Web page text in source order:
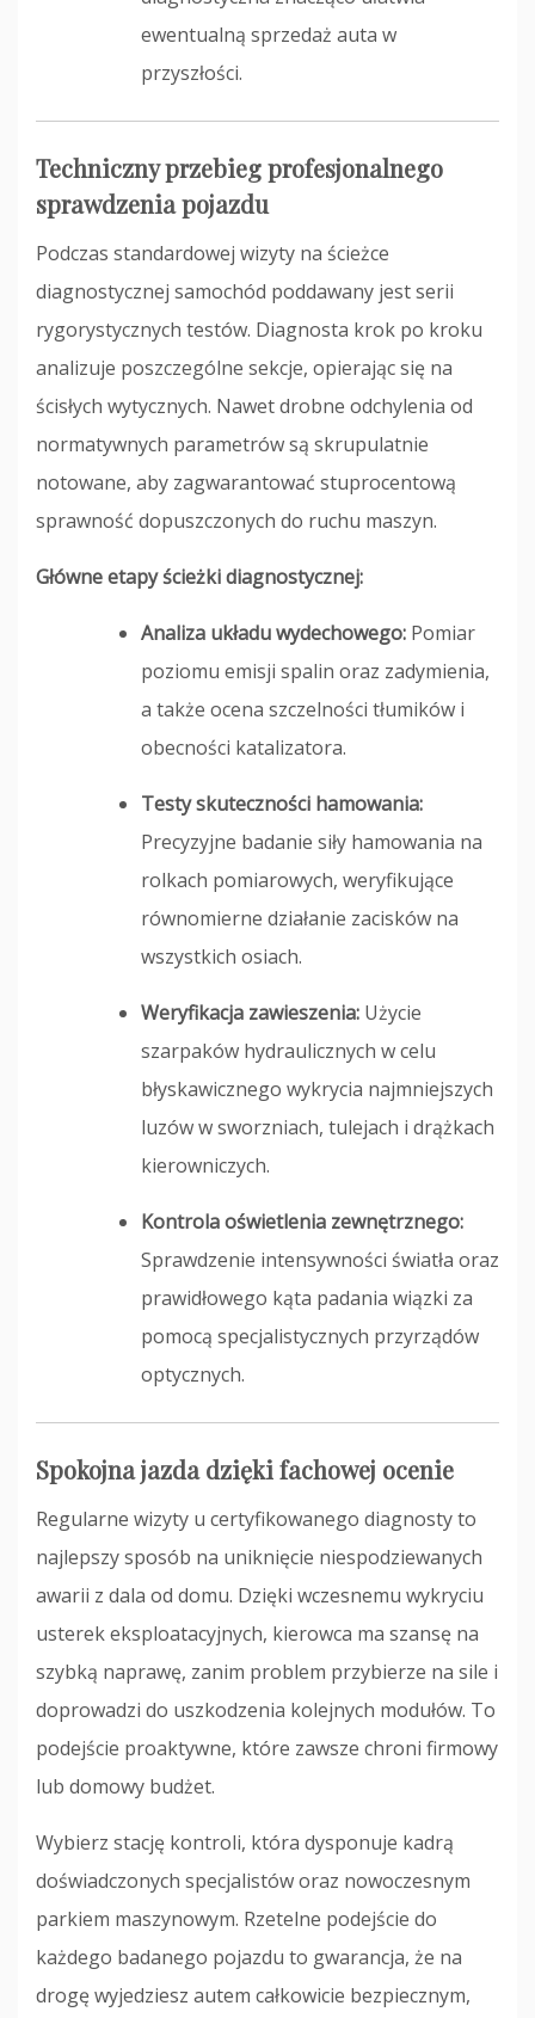
ewentualną sprzedaż auta w
przyszłości.
Techniczny przebieg profesjonalnego
sprawdzenia pojazdu
Podczas standardowej wizyty na ścieżce
diagnostycznej samochód poddawany jest serii
rygorystycznych testów. Diagnosta krok po kroku
analizuje poszczególne sekcje, opierając się na
ścisłych wytycznych. Nawet drobne odchylenia od
normatywnych parametrów są skrupulatnie
notowane, aby zagwarantować stuprocentową
sprawność dopuszczonych do ruchu maszyn.
Główne etapy ścieżki diagnostycznej:
Analiza układu wydechowego: Pomiar
poziomu emisji spalin oraz zadymienia,
a także ocena szczelności tłumików i
obecności katalizatora.
Testy skuteczności hamowania:
Precyzyjne badanie siły hamowania na
rolkach pomiarowych, weryfikujące
równomierne działanie zacisków na
wszystkich osiach.
Weryfikacja zawieszenia: Użycie
szarpaków hydraulicznych w celu
błyskawicznego wykrycia najmniejszych
luzów w sworzniach, tulejach i drążkach
kierowniczych.
Kontrola oświetlenia zewnętrznego:
Sprawdzenie intensywności światła oraz
prawidłowego kąta padania wiązki za
pomocą specjalistycznych przyrządów
optycznych.
Spokojna jazda dzięki fachowej ocenie
Regularne wizyty u certyfikowanego diagnosty to
najlepszy sposób na uniknięcie niespodziewanych
awarii z dala od domu. Dzięki wczesnemu wykryciu
usterek eksploatacyjnych, kierowca ma szansę na
szybką naprawę, zanim problem przybierze na sile i
doprowadzi do uszkodzenia kolejnych modułów. To
podejście proaktywne, które zawsze chroni firmowy
lub domowy budżet.
Wybierz stację kontroli, która dysponuje kadrą
doświadczonych specjalistów oraz nowoczesnym
parkiem maszynowym. Rzetelne podejście do
każdego badanego pojazdu to gwarancja, że na
drogę wyjedziesz autem całkowicie bezpiecznym,